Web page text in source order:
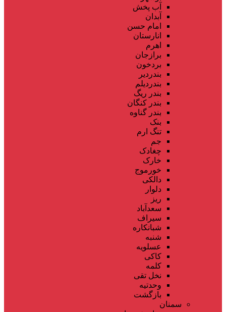
آب پخش
آبدان
امام حسن
انارستان
اهرم
برازجان
بردخون
بندردیر
بندردیلم
بندر ریگ
بندر کنگان
بندر گناوه
بنک
تنگ ارم
جم
چغادک
خارک
خورموج
دالکی
دلوار
ریز
سعدآباد
سیراف
شبانکاره
شنبه
عسلویه
کاکی
کلمه
نخل تقی
وحدتیه
بازگشت
سمنان